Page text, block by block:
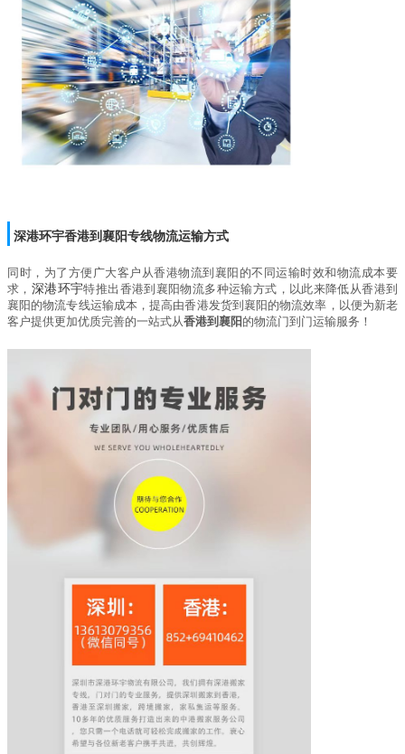
深港环宇香港到襄阳专线物流运输方式
同时，为了方便广大客户从香港物流到襄阳的不同运输时效和物流成本要
求， 深港环宇特推出 香港到襄阳物流多种运输方式，以此来降低从香港到
襄阳的物流专线运输成本，提高由香港发货到襄阳的物流效率，以便为新老
客户提供更加优质完善的一站式从香港到襄阳 的物流门到门运输服务！